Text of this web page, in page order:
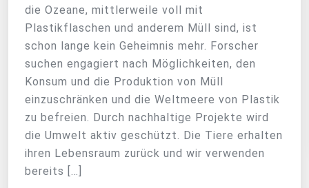
die Ozeane, mittlerweile voll mit
Plastikflaschen und anderem Müll sind, ist
schon lange kein Geheimnis mehr. Forscher
suchen engagiert nach Möglichkeiten, den
Konsum und die Produktion von Müll
einzuschränken und die Weltmeere von Plastik
zu befreien. Durch nachhaltige Projekte wird
die Umwelt aktiv geschützt. Die Tiere erhalten
ihren Lebensraum zurück und wir verwenden
bereits […]